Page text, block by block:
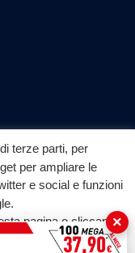
terze parti, per
per ampliare le
e social e funzioni
pagina o cliccando
all'uso dei cookie.
×